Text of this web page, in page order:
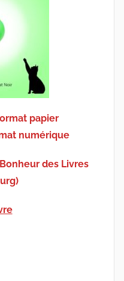
papier
numérique
des Livres